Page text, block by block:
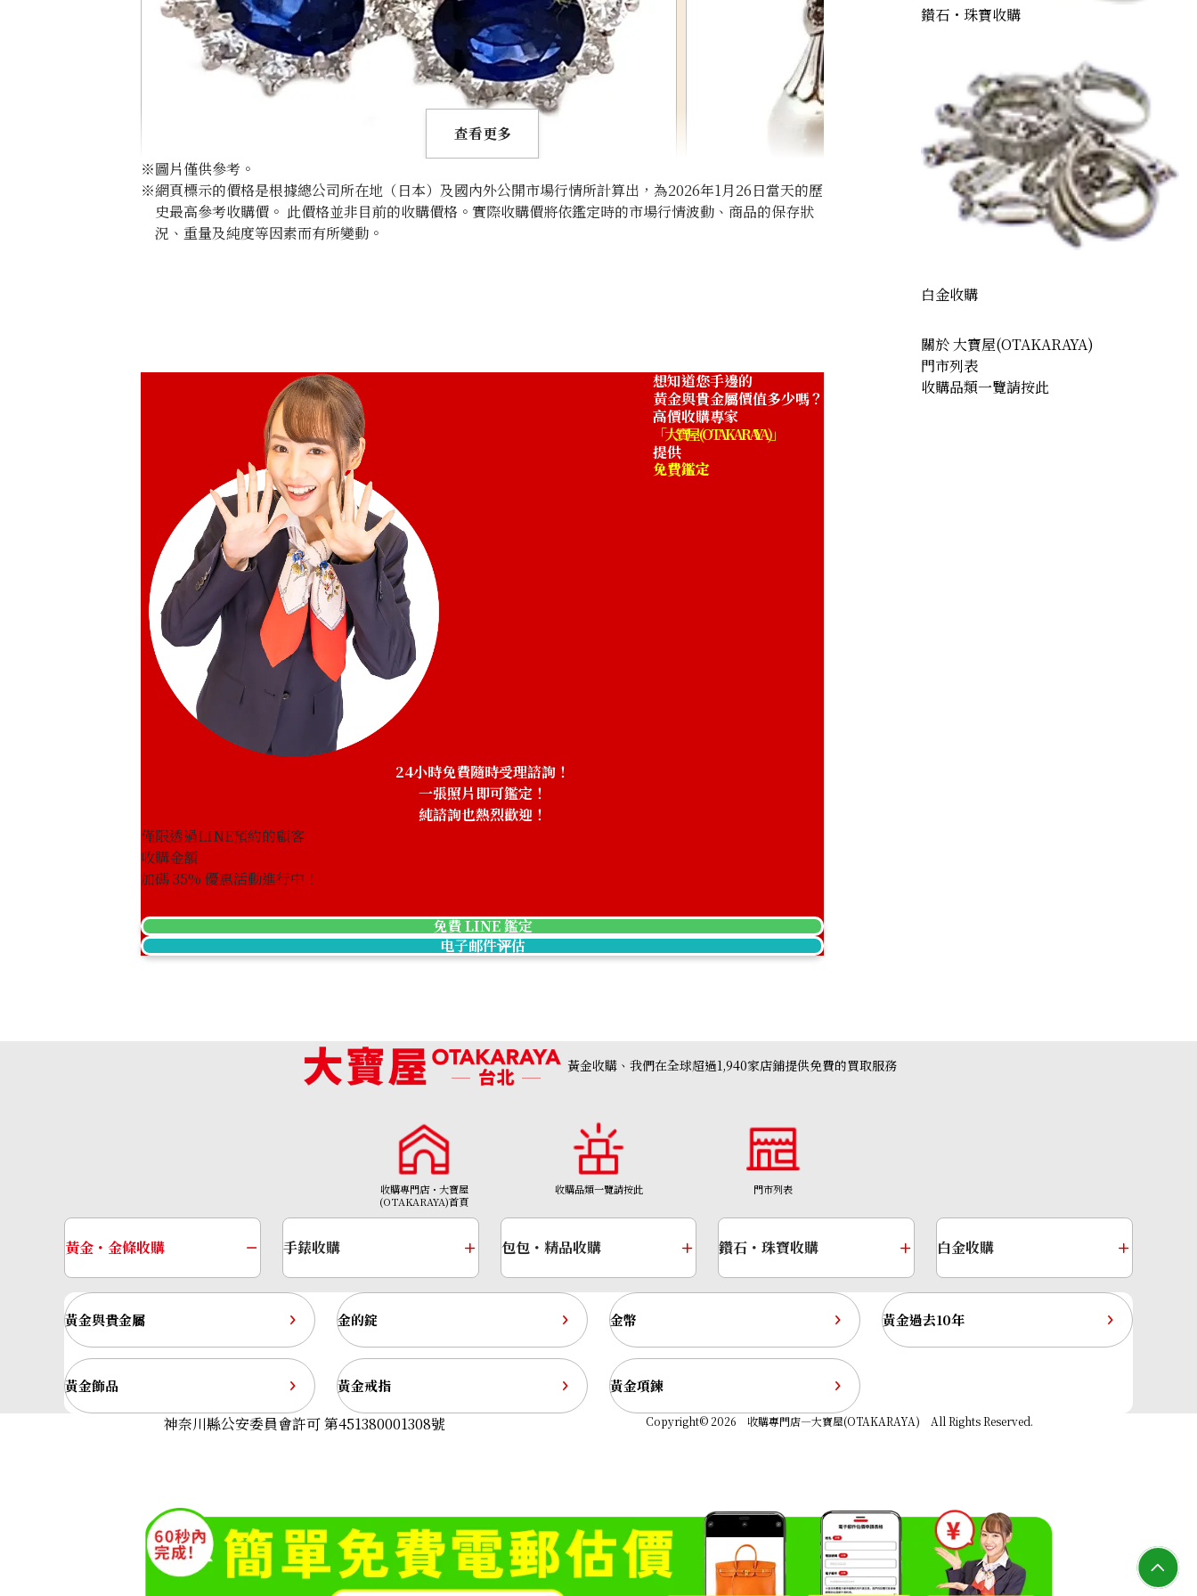
Platinum (Pt900) earrings
ASK ASK
收購參考價格
ASK ASK
查看更多
※圖片僅供參考。
※網頁標示的價格是根據總公司所在地（日本）及國內外公開市場行情所計算出，為2026年1月26日當天的歷
史最高參考收購價。 此價格並非目前的收購價格。實際收購價將依鑑定時的市場行情波動、商品的保存狀
況、重量及純度等因素而有所變動。
想知道您手邊的
黃金與貴金屬價值多少嗎？
高價收購專家
「大寶屋 (OTAKARAYA)」
提供
免費鑑定
24小時免費隨時受理諮詢！
一張照片即可鑑定！
純諮詢也熱烈歡迎！
僅限透過LINE預約的顧客
收購金額
加碼35% 優惠活動進行中！
免費 LINE 鑑定
电子邮件评估
鑽石・珠寶收購
白金收購
關於 大寶屋(OTAKARAYA)
門市列表
收購品類一覽請按此
黃金收購、我們在全球超過1,940家店鋪提供免費的買取服務
收購專門店・大寶屋
(OTAKARAYA)首頁
收購品類一覽請按此 門市列表
黃金・金條收購
黃金與貴金屬 金的錠 金幣 黃金過去10年
黃金飾品 黃金戒指 黃金項鍊
手錶收購 包包・精品收購 鑽石・珠寶收購 白金收購
神奈川縣公安委員會許可 第451380001308號 Copyright© 2026 收購專門店—大寶屋(OTAKARAYA) All Rights Reserved.